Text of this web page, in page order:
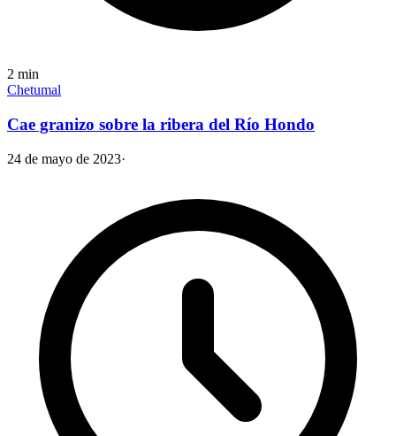
2 min
Chetumal
Cae granizo sobre la ribera del Río Hondo
24 de mayo de 2023·